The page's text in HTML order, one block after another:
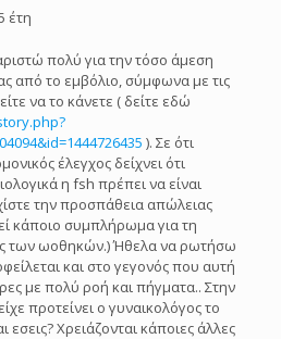
έτη
πολύ για την τόσο άμεση
από το εμβόλιο, σύμφωνα με τις
να το κάνετε ( δείτε εδώ
). Σε ότι
έλεγχος δείχνει ότι
η fsh πρέπει να είναι
την προσπάθεια απώλειας
κάποιο συμπλήρωμα για τη
των ωοθηκών.) Ήθελα να ρωτήσω
και στο γεγονός που αυτή
με πολύ ροή και πήγματα.. Στην
προτείνει ο γυναικολόγος το
εσεις? Χρειάζονται κάποιες άλλες